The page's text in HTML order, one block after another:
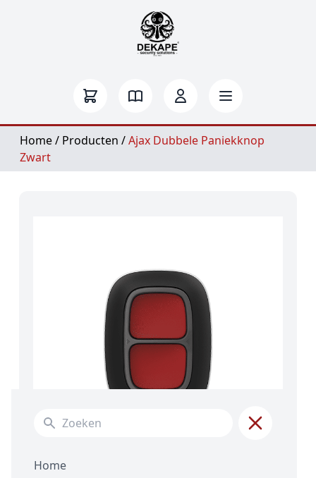
Search for:
Home
Home/ Producten /Ajax Dubbele Paniekknop
Zwart